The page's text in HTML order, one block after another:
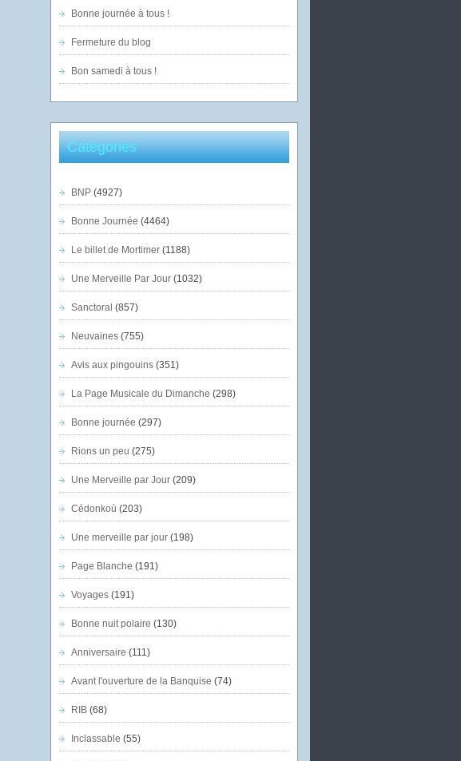
Bonne journée à tous !
Fermeture du blog
Bon samedi à tous !
Catégories
BNP(4927)
Bonne Journée (4464)
Le billet de Mortimer(1188)
Une Merveille Par Jour(1032)
Sanctoral (857)
Neuvaines(755)
Avis aux pingouins(351)
La Page Musicale du Dimanche (298)
Bonne journée (297)
Rions un peu (275)
Une Merveille par Jour(209)
Cédonkoù (203)
Une merveille par jour(198)
Page Blanche (191)
Voyages(191)
Bonne nuit polaire (130)
Anniversaire (111)
Avant l'ouverture de la Banquise (74)
RIB(68)
Inclassable (55)